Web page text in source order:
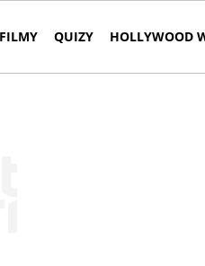
FILMY QUIZY HOLLYWOOD